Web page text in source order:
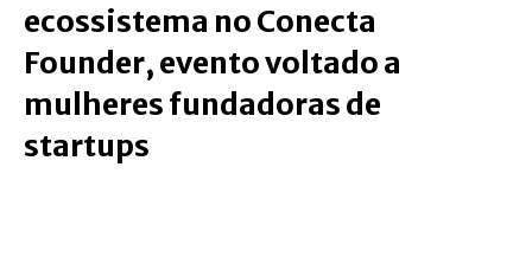
ecossistema no Conecta
Founder, evento voltado a
mulheres fundadoras de
startups